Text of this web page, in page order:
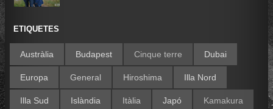
ETIQUETES
Austràlia Budapest Cinque terre Dubai
Europa General Hiroshima Illa Nord
Illa Sud Islàndia Itàlia Japó Kamakura